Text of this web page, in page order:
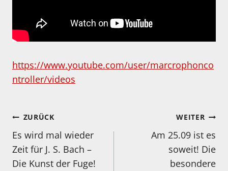
https://www.youtube.com/user/marcrophonco
ntroller/videos
Beitragsnavigation
ZURÜCK
Es wird mal wieder
Zeit für J. S. Bach –
Die Kunst der Fuge!
WEITER
Am 25.09 ist es
soweit! Die
besondere